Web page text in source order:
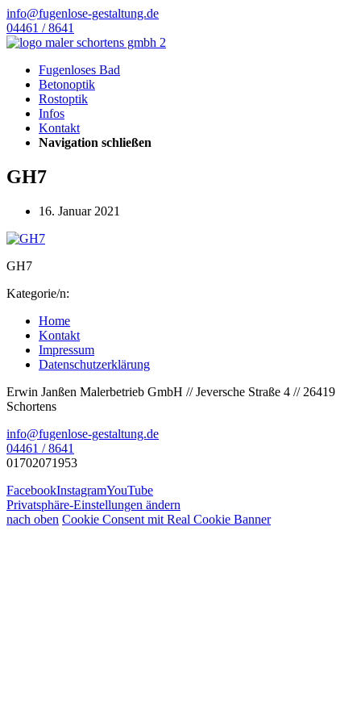
info@fugenlose-gestaltung.de
04461 / 8641
Fugenloses Bad
Betonoptik
Rostoptik
Infos
Kontakt
Navigation schließen
GH7
16. Januar 2021
GH7
Kategorie/n:
Home
Kontakt
Impressum
Datenschutzerklärung
Erwin Janßen Malerbetrieb GmbH // Jeversche Straße 4 // 26419
Schortens
info@fugenlose-gestaltung.de
04461 / 8641
01702071953
FacebookInstagramYouTube
Privatsphäre-Einstellungen ändern
nach oben Cookie Consent mit Real Cookie Banner